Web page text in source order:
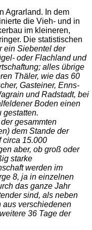
Agrarland. In dem
die Vieh- und in
im kleineren,
Die statistischen
ein Siebentel der
oder Flachland und
alles übrige
Thäler, wie das 60
Gasteiner, Enns-
und Radstadt, bei
Boden einen
gestatten.
gesammten
dem Stande der
circa 15.000
aber, ob groß oder
starke
werden im
8, ja in einzelnen
das ganze Jahr
sind, als neben
aus verschiedenen
36 Tage der